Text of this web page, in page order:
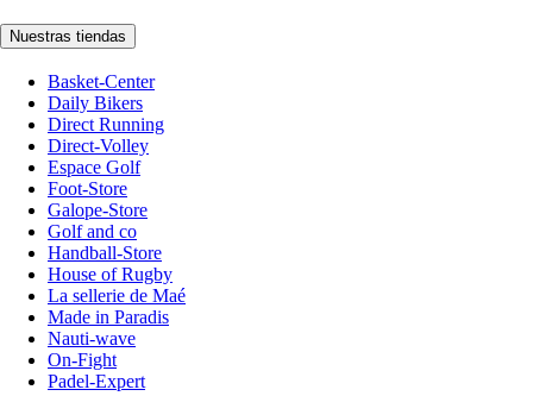
Nuestras tiendas
Basket-Center
Daily Bikers
Direct Running
Direct-Volley
Espace Golf
Foot-Store
Galope-Store
Golf and co
Handball-Store
House of Rugby
La sellerie de Maé
Made in Paradis
Nauti-wave
On-Fight
Padel-Expert